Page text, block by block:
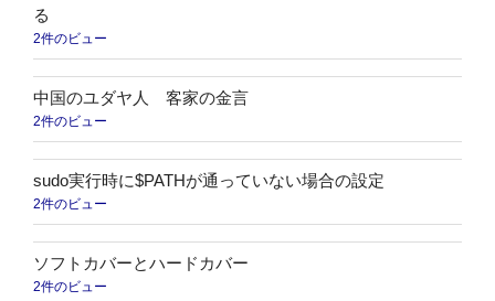
る
2件のビュー
中国のユダヤ人 客家の金言
2件のビュー
sudo実行時に$PATHが通っていない場合の設定
2件のビュー
ソフトカバーとハードカバー
2件のビュー